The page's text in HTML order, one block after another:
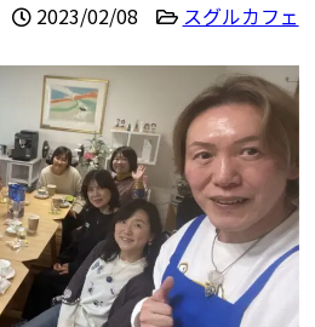
2023/02/08 スグルカフェ